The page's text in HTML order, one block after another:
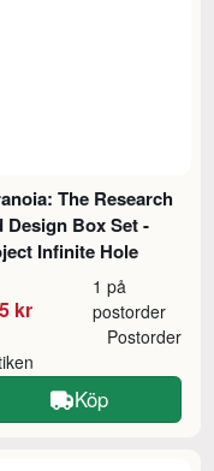
The Research
Design Box Set -
Infinite Hole
kr
1 på
postorder
Postorder
Köp